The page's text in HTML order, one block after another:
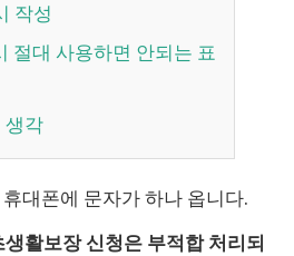
작성
생각
휴대폰에 문자가 하나 옵니다.
활보장 신청은 부적합 처리되